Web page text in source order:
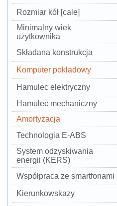
Rozmiar kół [cale]
Minimalny wiek
użytkownika
Składana konstrukcja
Komputer pokładowy
Hamulec elektryczny
Hamulec mechaniczny
Amortyzacja
Technologia E-ABS
System odzyskiwania
energii (KERS)
Współpraca ze smartfonami
Kierunkowskazy